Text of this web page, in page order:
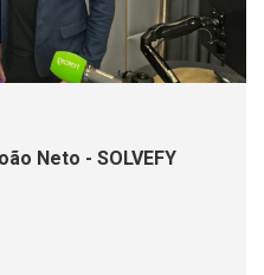
Neto - SOLVEFY